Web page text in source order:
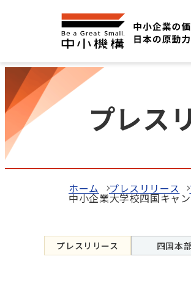
プレス
ホーム プレスリリース
中小企業大学校四国キャ
プレスリリース 四国本